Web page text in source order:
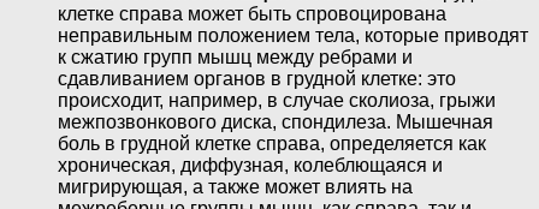
клетке справа может быть спровоцирована
неправильным положением тела, которые приводят
к сжатию групп мышц между ребрами и
сдавливанием органов в грудной клетке: это
происходит, например, в случае сколиоза, грыжи
межпозвонкового диска, спондилеза. Мышечная
боль в грудной клетке справа, определяется как
хроническая, диффузная, колеблющаяся и
мигрирующая, а также может влиять на